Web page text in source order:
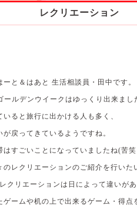
レクリエーション
ーと＆はあと 生活相談員・田中です。
ールデンウイークはゆっくり出来まし
いると旅行に出かける人も多く、
戻ってきているようですね。
はすごいことになっていましたね(苦
のレクリエーションのご紹介を行いた
クリエーションは日によって違いが
ゲームや机の上で出来るゲーム・得点